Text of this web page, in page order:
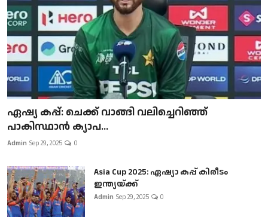
ഏഷ്യ കപ്പ്: ചെക്ക് വാങ്ങി വലിച്ചെറിഞ്ഞ്
പാകിസ്ഥാൻ ക്യാപ...
Admin Sep 29, 2025 0
Asia Cup 2025: ഏഷ്യാ കപ്പ് കിരീടം
ഇന്ത്യയ്ക്ക്
Admin Sep 29, 2025 0